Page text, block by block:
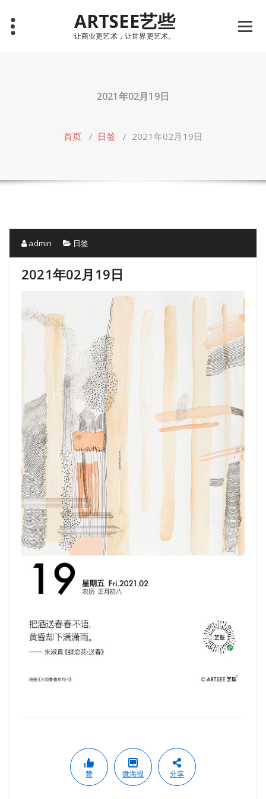
content
ARTSEE艺些
让商业更艺术，让世界更艺术。
2021年02月19日
首页 / 日签/ 2021年02月19日
admin 日签
2021年02月19日
赞 微海报 分享